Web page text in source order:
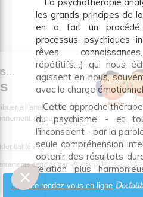
les grands principes de
en a fait un procédé
processus psychiques
rêves,
répétitifs…) qui nous
agissent en nous,
avec la charge
Cette approche
du psychisme - et
l’inconscient - par la
seule compréhension
obtenir des résultats
relation plus
enkysté et un futur riche
Prendre rendez-vous en ligne
nous...
contribuer à l'analyse du
fonctionnement de ce site.
confidentialité
Consentements certifiés par
Ok